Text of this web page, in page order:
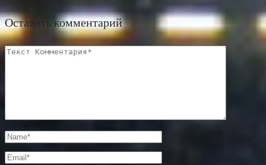
Оставить комментарий